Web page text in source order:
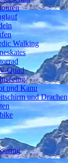
Walking
Quad
und Kanu
und Drachen